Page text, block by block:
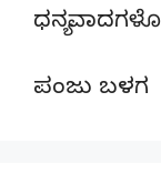
ಪಂಜು ಬಳಗ